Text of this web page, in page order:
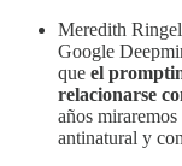
Meredith
Google
que el
relacionarse
años
antinatural y